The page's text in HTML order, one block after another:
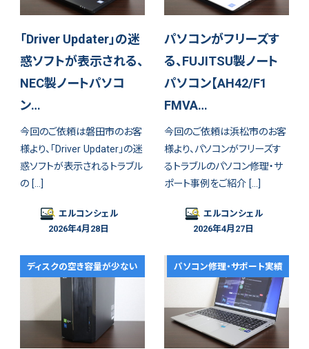
「Driver Updater」の迷
惑ソフトが表示される、
NEC製ノートパソコ
ン…
今回のご依頼は磐田市のお客
様より、「Driver Updater」の迷
惑ソフトが表示されるトラブル
の […]
エルコンシェル
2026年4月28日
パソコンがフリーズす
る、FUJITSU製ノート
パソコン【AH42/F1
FMVA…
今回のご依頼は浜松市のお客
様より、パソコンがフリーズす
るトラブルのパソコン修理・サ
ポート事例をご紹介 […]
エルコンシェル
2026年4月27日
ディスクの空き容量が少ない パソコン修理・サポート実績